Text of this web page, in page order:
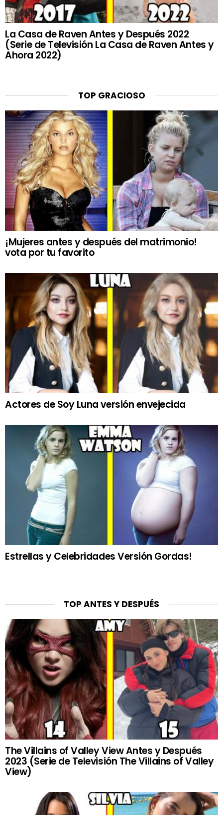
La Casa de Raven Antes y Después 2022
(Serie de Televisión La Casa de Raven Antes y
Ahora 2022)
TOP GRACIOSO
¡Mujeres antes y después del matrimonio!
vota por tu favorito
Actores de Soy Luna versión envejecida
Estrellas y Celebridades Versión Gordas!
TOP ANTES Y DESPUÉS
The Villains of Valley View Antes y Después
2023 (Serie de Televisión The Villains of Valley
View)